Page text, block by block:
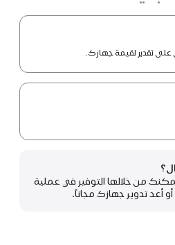
تقدير لقيمة جهازك.
من خلالها التوفير في عملية
أعد تدوير جهازك مجاناً.